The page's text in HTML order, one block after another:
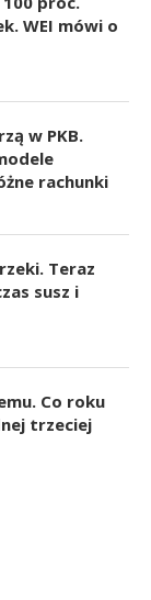
WEI mówi o
w PKB.
rachunki
Teraz
susz i
Co roku
trzeciej